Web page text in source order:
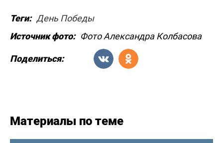
Теги: День Победы
Источник фото: Фото Александра Колбасова
Поделиться:
Материалы по теме